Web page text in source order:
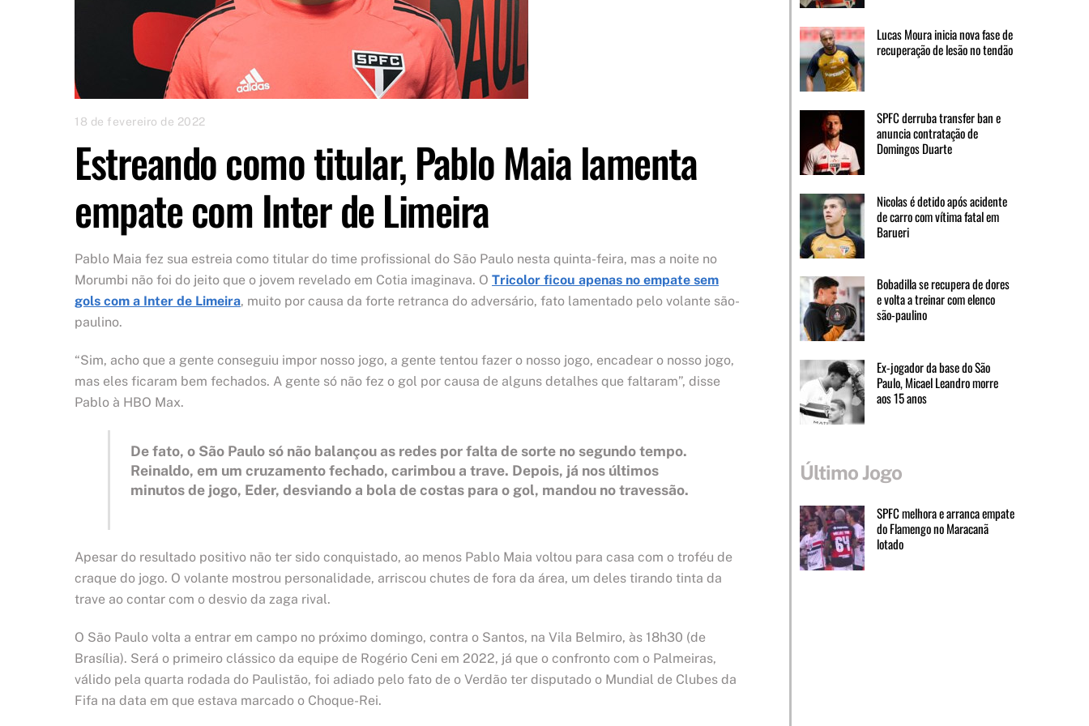
18 de fevereiro de 2022
Estreando como titular, Pablo Maia lamenta
empate com Inter de Limeira
Pablo Maia fez sua estreia como titular do time profissional do São Paulo nesta quinta-feira, mas a noite no
Morumbi não foi do jeito que o jovem revelado em Cotia imaginava. O Tricolor ficou apenas no empate sem
gols com a Inter de Limeira, muito por causa da forte retranca do adversário, fato lamentado pelo volante são-
paulino.
“Sim, acho que a gente conseguiu impor nosso jogo, a gente tentou fazer o nosso jogo, encadear o nosso jogo,
mas eles ficaram bem fechados. A gente só não fez o gol por causa de alguns detalhes que faltaram”, disse
Pablo à HBO Max.
De fato, o São Paulo só não balançou as redes por falta de sorte no segundo tempo.
Reinaldo, em um cruzamento fechado, carimbou a trave. Depois, já nos últimos
minutos de jogo, Eder, desviando a bola de costas para o gol, mandou no travessão.
Apesar do resultado positivo não ter sido conquistado, ao menos Pablo Maia voltou para casa com o troféu de
craque do jogo. O volante mostrou personalidade, arriscou chutes de fora da área, um deles tirando tinta da
trave ao contar com o desvio da zaga rival.
O São Paulo volta a entrar em campo no próximo domingo, contra o Santos, na Vila Belmiro, às 18h30 (de
Brasília). Será o primeiro clássico da equipe de Rogério Ceni em 2022, já que o confronto com o Palmeiras,
válido pela quarta rodada do Paulistão, foi adiado pelo fato de o Verdão ter disputado o Mundial de Clubes da
Fifa na data em que estava marcado o Choque-Rei.
Lucas Moura inicia nova fase de
recuperação de lesão no tendão
SPFC derruba transfer ban e
anuncia contratação de
Domingos Duarte
Nicolas é detido após acidente
de carro com vítima fatal em
Barueri
Bobadilla se recupera de dores
e volta a treinar com elenco
são-paulino
Ex-jogador da base do São
Paulo, Micael Leandro morre
aos 15 anos
Último Jogo
SPFC melhora e arranca empate
do Flamengo no Maracanã
lotado